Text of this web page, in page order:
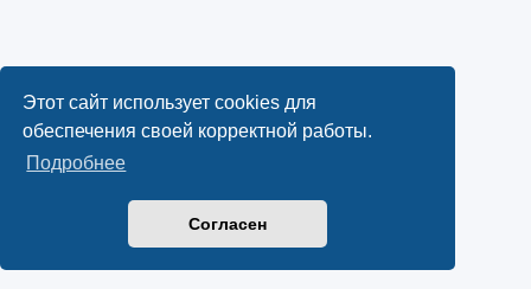
Этот сайт использует cookies для
обеспечения своей корректной работы.
Подробнее
Согласен